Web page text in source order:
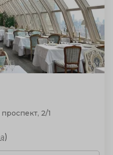
2/1
)